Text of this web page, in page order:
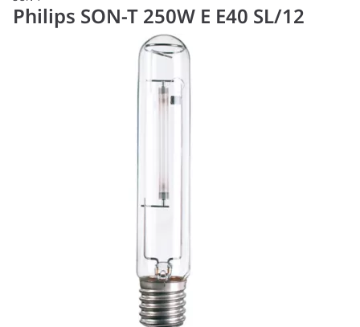
Philips SON-T 250W E E40 SL/12